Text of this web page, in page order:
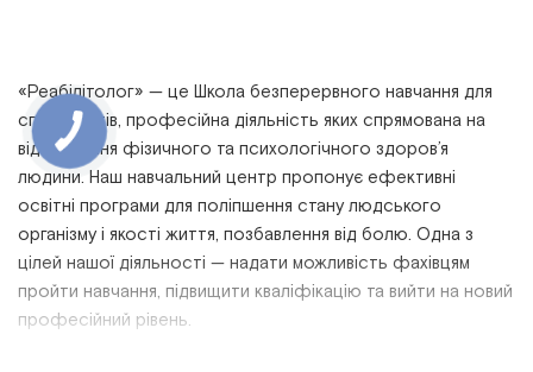
«Реабілітолог» — це Школа безперервного навчання для
спеціалістів, професійна діяльність яких спрямована на
відновлення фізичного та психологічного здоров’я
людини. Наш навчальний центр пропонує ефективні
освітні програми для поліпшення стану людського
організму і якості життя, позбавлення від болю. Одна з
цілей нашої діяльності — надати можливість фахівцям
пройти навчання, підвищити кваліфікацію та вийти на новий
професійний рівень.